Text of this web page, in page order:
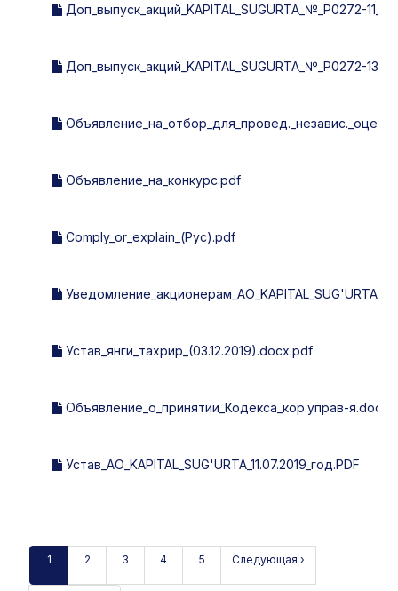
Доп_выпуск_акций_KAPITAL_SUGURTA_№_Р0272-
Доп_выпуск_акций_KAPITAL_SUGURTA_№_Р0272-
Объявление_на_конкурс.pdf
Comply_or_explain_(Рус).pdf
Устав_янги_тахрир_(03.12.2019).docx.pdf
Объявление_о_принятии_Кодекса_кор.управ-
Устав_АО_KAPITAL_SUG'URTA_11.07.2019_год.PDF
1 2 3 4 5 Следующая ›